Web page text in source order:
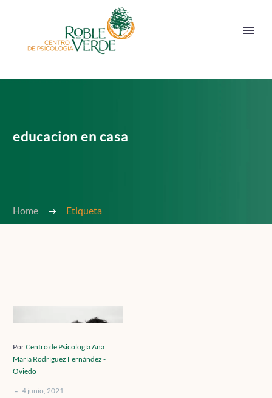
Localízanos
educacion en casa
Home Etiqueta
Educar
serenidad
PorCentro de Psicología Ana
María Rodríguez Fernández -
Oviedo
- 4 junio, 2021